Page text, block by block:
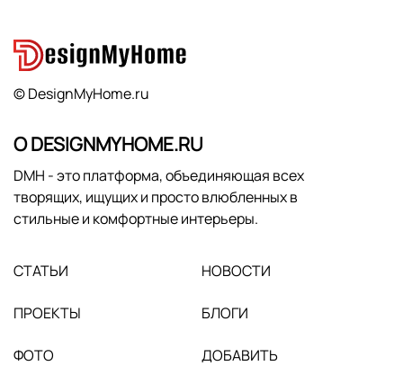
© DesignMyHome.ru
О DESIGNMYHOME.RU
DMH - это платформа, объединяющая всех
творящих, ищущих и просто влюбленных в
стильные и комфортные интерьеры.
СТАТЬИ НОВОСТИ
ПРОЕКТЫ БЛОГИ
ФОТО ДОБАВИТЬ